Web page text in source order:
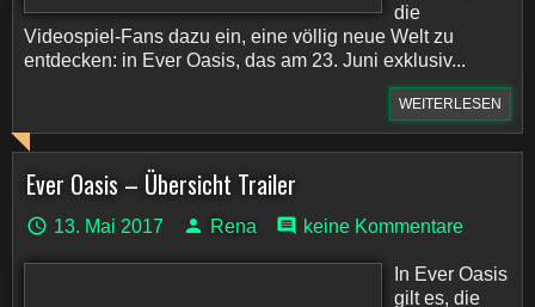
die
Videospiel-Fans dazu ein, eine völlig neue Welt zu
entdecken: in Ever Oasis, das am 23. Juni exklusiv...
WEITERLESEN
Ever Oasis – Übersicht Trailer
13. Mai 2017 Rena keine Kommentare
In Ever Oasis
gilt es, die